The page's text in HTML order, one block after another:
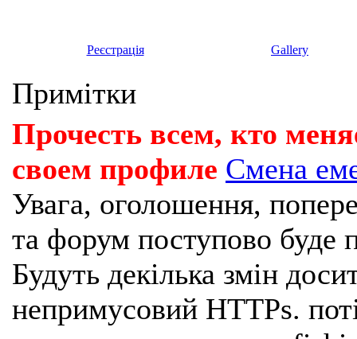
Реєстрація Gallery
Примітки
Прочесть всем, кто
своем профиле Смена
Увага, оголошення,
та форум поступово буде
Будуть декілька змін
непримусовий HTTPs.